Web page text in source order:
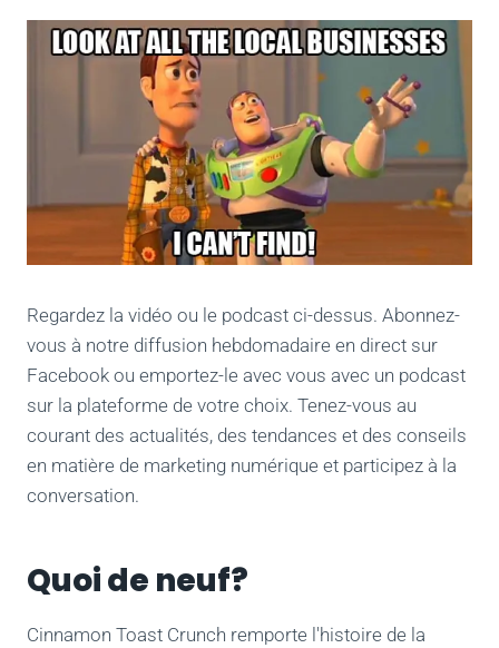
Regardez la vidéo ou le podcast ci-dessus. Abonnez-
vous à notre diffusion hebdomadaire en direct sur
Facebook ou emportez-le avec vous avec un podcast
sur la plateforme de votre choix. Tenez-vous au
courant des actualités, des tendances et des conseils
en matière de marketing numérique et participez à la
conversation.
Quoi de neuf?
Cinnamon Toast Crunch remporte l'histoire de la